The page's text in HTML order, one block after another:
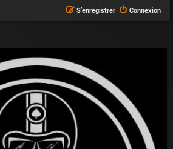
Connexion
S’enregistrer